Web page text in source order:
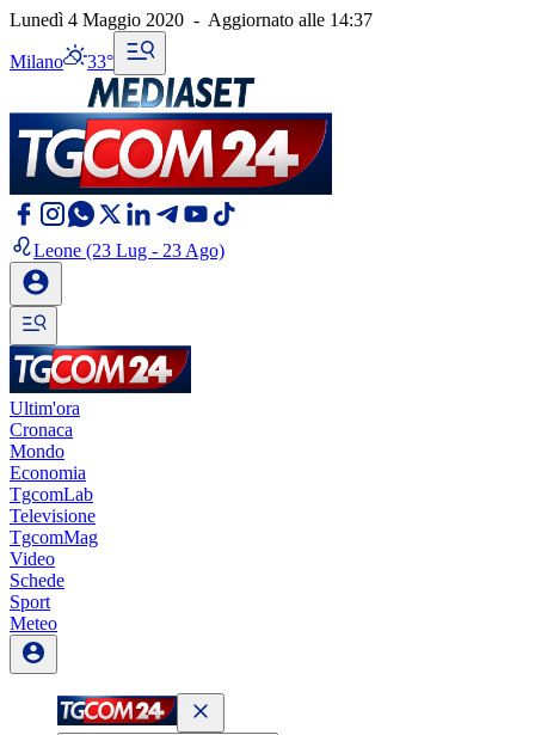
Lunedì 4 Maggio 2020 - Aggiornato alle 14:37
Milano 33°
Leone (23 Lug - 23 Ago)
Ultim'ora
Cronaca
Mondo
Economia
TgcomLab
Televisione
TgcomMag
Video
Schede
Sport
Meteo